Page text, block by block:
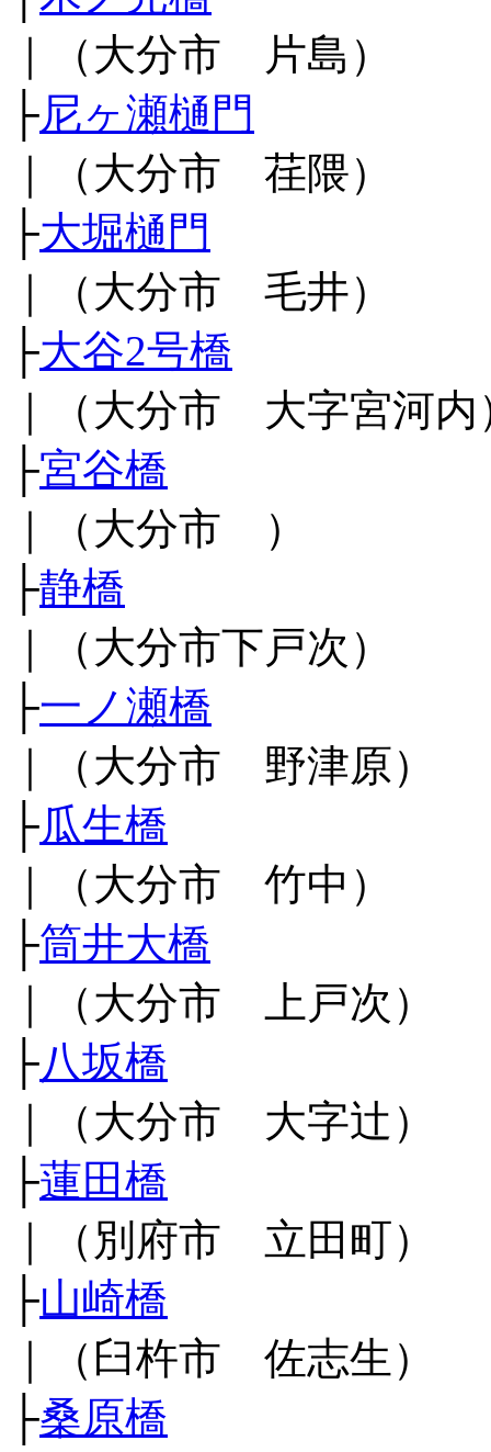
｜（大分市 片島）
├尼ヶ瀬樋門
｜（大分市 荏隈）
├大堀樋門
｜（大分市 毛井）
├大谷2号橋
｜（大分市 大字宮河内
├宮谷橋
｜（大分市 ）
├静橋
｜（大分市下戸次）
├一ノ瀬橋
｜（大分市 野津原）
├瓜生橋
｜（大分市 竹中）
├筒井大橋
｜（大分市 上戸次）
├八坂橋
｜（大分市 大字辻）
├蓮田橋
｜（別府市 立田町）
├山崎橋
｜（臼杵市 佐志生）
├桑原橋